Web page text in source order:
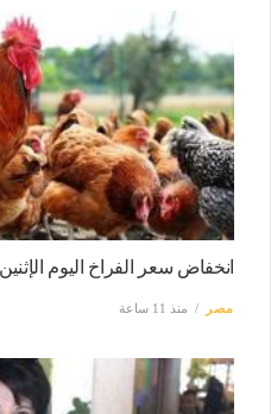
انخفاض سعر الفراخ اليوم الإثنين 10 أغسطس
مصر منذ 11 ساعة